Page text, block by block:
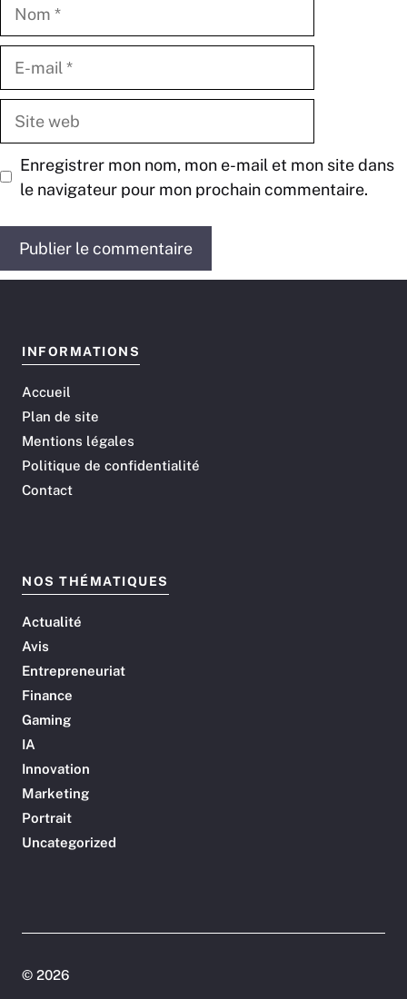
Enregistrer mon nom, mon e-mail et mon site dans
le navigateur pour mon prochain commentaire.
INFORMATIONS
Accueil
Plan de site
Mentions légales
Politique de confidentialité
Contact
NOS THÉMATIQUES
Actualité
Avis
Entrepreneuriat
Finance
Gaming
IA
Innovation
Marketing
Portrait
Uncategorized
© 2026